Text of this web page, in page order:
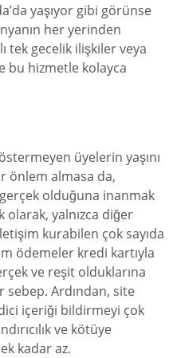
yaşıyor gibi görünse
her yerinden
tek gecelik ilişkiler veya
bu hizmetle kolayca
üyelerin yaşını
önlem almasa da,
olduğuna inanmak
yalnızca diğer
kurabilen çok sayıda
ödemeler kredi kartıyla
ve reşit olduklarına
Ardından, site
içeriği bildirmeyi çok
ve kötüye
kadar az.